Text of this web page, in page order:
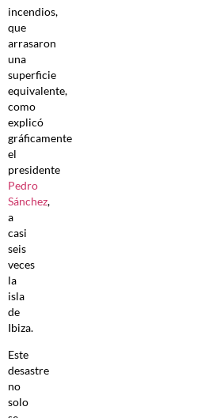
incendios,
que
arrasaron
una
superficie
equivalente,
como
explicó
gráficamente
el
presidente
Pedro
Sánchez,
a
casi
seis
veces
la
isla
de
Ibiza.
Este
desastre
no
solo